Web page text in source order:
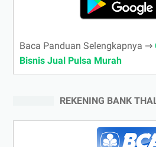
Baca Panduan Selengkapnya ⇒
Bisnis Jual Pulsa Murah
REKENING BANK